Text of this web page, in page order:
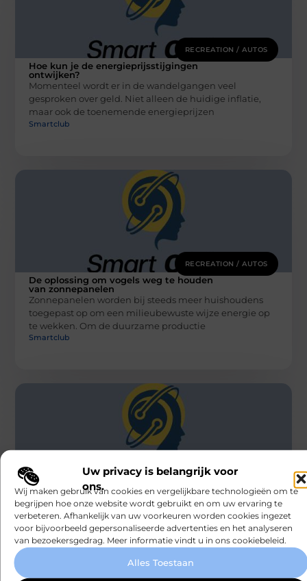
Uw privacy is belangrijk voor
ons.
Wij maken gebruik van cookies en vergelijkbare technologieën om te
begrijpen hoe onze website wordt gebruikt en om uw ervaring te
verbeteren. Afhankelijk van uw voorkeuren worden cookies ingezet
voor bijvoorbeeld gepersonaliseerde advertenties en het analyseren
van bezoekersgedrag. Meer informatie vindt u in ons cookiebeleid.
Alles Toestaan
RECREATION / AUTOS
Hoe kun je de energieprijsstijgingen
ontwijken?
Momenteel wordt er in de wandelgangen veel
gesproken over geld. Niet alleen de huidige inflatie,
maar ook de toenemende energieprijzen
Smartclub
RECREATION / AUTOS
De oplossing om vogels weg te houden
van zonnepanelen
Zonnepanelen worden bij steeds meer huishoudens
toegepast op om een milieubewuste wijze energie op
te wekken. Om de duurzame productie
Smartclub
RECREATION / AUTOS
De voordelen van het inhuren van een
deejay
Nu het eindelijk weer mag, wordt er (uiteraard) volop
gefeest. Studenten hervatten hun wekelijkse
feestweekenden en verjaardagen worden uitgebreider